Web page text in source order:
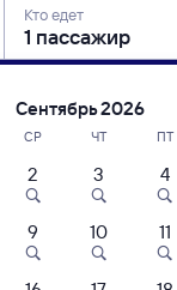
Кто едет
1
Цены за 1 пассажира
Сентябрь 2026
СР ЧТ ПТ
2 3 4
9 10 11